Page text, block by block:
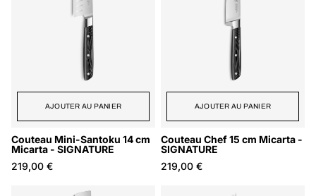
AJOUTER AU PANIER
Couteau Mini-Santoku 14 cm
Micarta - SIGNATURE
219,00 €
AJOUTER AU PANIER
Couteau Chef 15 cm Micarta -
SIGNATURE
219,00 €